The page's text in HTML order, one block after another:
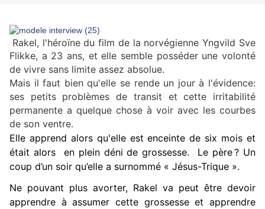
Rakel, l'héroïne du film de la norvégienne Yngvild Sve
Flikke, a 23 ans, et elle semble posséder une volonté
de vivre sans limite assez absolue.
Mais il faut bien qu'elle se rende un jour à l'évidence:
ses petits problèmes de transit et cette irritabilité
permanente a quelque chose à voir avec les courbes
de son ventre.
Elle apprend alors qu'elle est enceinte de six mois et
était alors en plein déni de grossesse. Le père ? Un
coup d’un soir qu’elle a surnommé « Jésus-Trique ».
Ne pouvant plus avorter, Rakel va peut être devoir
apprendre à assumer cette grossesse et apprendre